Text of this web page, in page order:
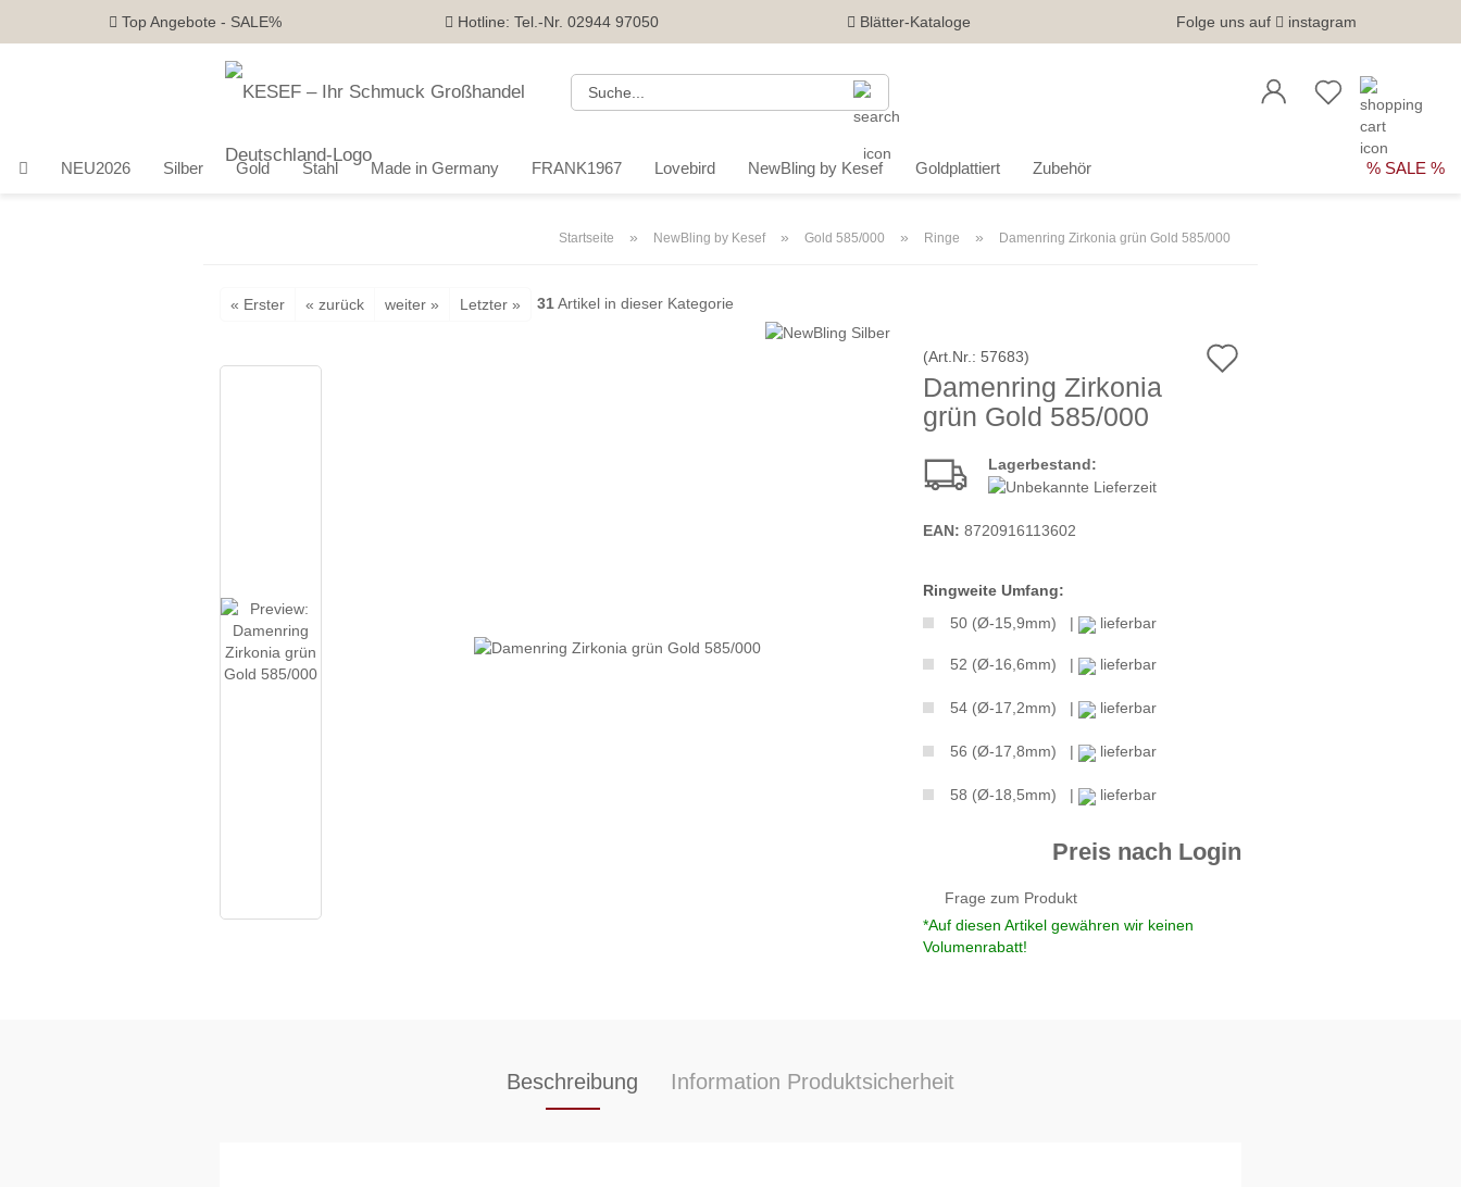
Top Angebote - SALE% Hotline: Tel.-Nr. 02944 97050 Blätter-Kataloge Folge uns auf instagram
NEU2026 Silber Gold Stahl Made in Germany FRANK1967 Lovebird NewBling by Kesef Goldplattiert Zubehör % SALE %
Startseite » NewBling by Kesef » Gold 585/000 » Ringe » Damenring Zirkonia grün Gold 585/000
« Erster « zurück weiter » Letzter » 31Artikel in dieser Kategorie
(Art.Nr.: 57683)
Damenring Zirkonia
grün Gold 585/000
Lagerbestand:
EAN: 8720916113602
Ringweite Umfang:
50 (Ø-15,9mm) |
lieferbar
52 (Ø-16,6mm) | lieferbar
54 (Ø-17,2mm) | lieferbar
56 (Ø-17,8mm) | lieferbar
58 (Ø-18,5mm) | lieferbar
Preis nach Login
Frage zum Produkt
*Auf diesen Artikel gewähren wir keinen
Volumenrabatt!
Beschreibung Information Produktsicherheit